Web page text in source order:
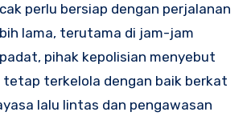
perlu bersiap dengan perjalanan
lama, terutama di jam-jam
pihak kepolisian menyebut
tetap terkelola dengan baik berkat
lalu lintas dan pengawasan